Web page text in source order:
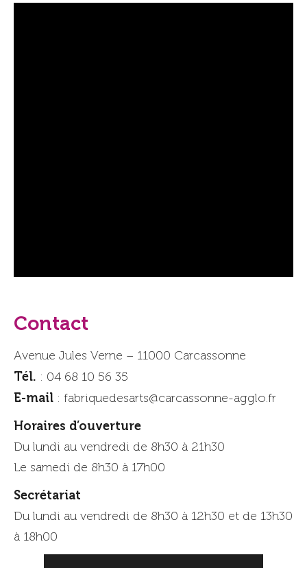
Contact
Avenue Jules Verne – 11000 Carcassonne
Tél. : 04 68 10 56 35
E-mail : fabriquedesarts@carcassonne-agglo.fr
Horaires d’ouverture
Du lundi au vendredi de 8h30 à 21h30
Le samedi de 8h30 à 17h00
Secrétariat
Du lundi au vendredi de 8h30 à 12h30 et de 13h30
à 18h00